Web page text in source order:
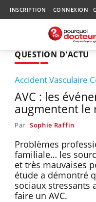
INSCRIPTION CONNEXION
QUESTION D'ACTU
Accident Vasculaire
AVC : les
augmentent le
Par Sophie Raffin
Problèmes
familiale… les
et très mauvaises
étude a démontré
sociaux stressants
faire un AVC.